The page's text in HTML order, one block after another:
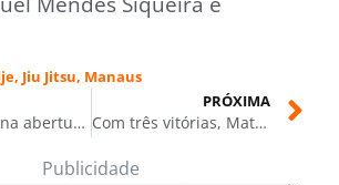
, Jiu Jitsu, Manaus
HCM brilha na abertura da Taça Laércio Miranda de Handebol 2025
PRÓXIMA
Com três vitórias, Mateus Gondim Pessoa conquista Norte Nordeste de Jiu-Jítsu Esportivo 2025
Publicidade